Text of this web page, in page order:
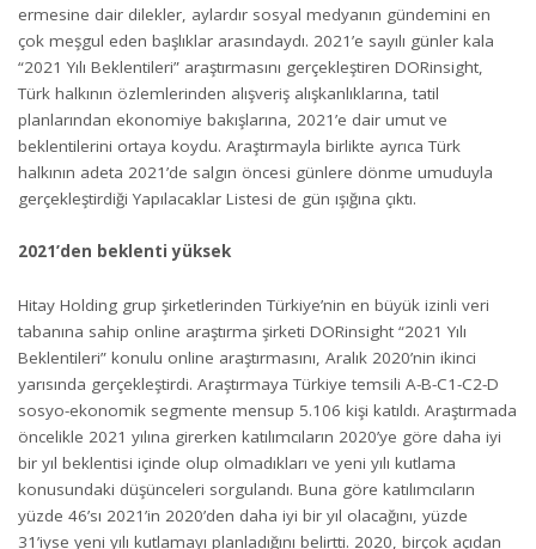
ermesine dair dilekler, aylardır sosyal medyanın gündemini en
çok meşgul eden başlıklar arasındaydı. 2021’e sayılı günler kala
“2021 Yılı Beklentileri” araştırmasını gerçekleştiren DORinsight,
Türk halkının özlemlerinden alışveriş alışkanlıklarına, tatil
planlarından ekonomiye bakışlarına, 2021’e dair umut ve
beklentilerini ortaya koydu. Araştırmayla birlikte ayrıca Türk
halkının adeta 2021’de salgın öncesi günlere dönme umuduyla
gerçekleştirdiği Yapılacaklar Listesi de gün ışığına çıktı.
2021’den beklenti yüksek
Hitay Holding grup şirketlerinden Türkiye’nin en büyük izinli veri
tabanına sahip online araştırma şirketi DORinsight “2021 Yılı
Beklentileri” konulu online araştırmasını, Aralık 2020’nin ikinci
yarısında gerçekleştirdi. Araştırmaya Türkiye temsili A-B-C1-C2-D
sosyo-ekonomik segmente mensup 5.106 kişi katıldı. Araştırmada
öncelikle 2021 yılına girerken katılımcıların 2020’ye göre daha iyi
bir yıl beklentisi içinde olup olmadıkları ve yeni yılı kutlama
konusundaki düşünceleri sorgulandı. Buna göre katılımcıların
yüzde 46’sı 2021’in 2020’den daha iyi bir yıl olacağını, yüzde
31’iyse yeni yılı kutlamayı planladığını belirtti. 2020, birçok açıdan